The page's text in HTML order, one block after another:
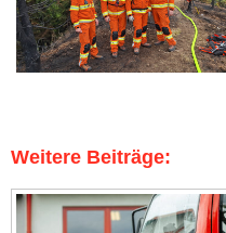
Weitere Beiträge: